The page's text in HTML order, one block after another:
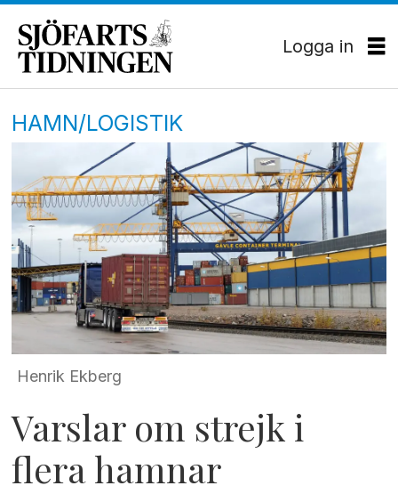
Logga in
HAMN/LOGISTIK
Henrik Ekberg
Varslar om strejk i
flera hamnar